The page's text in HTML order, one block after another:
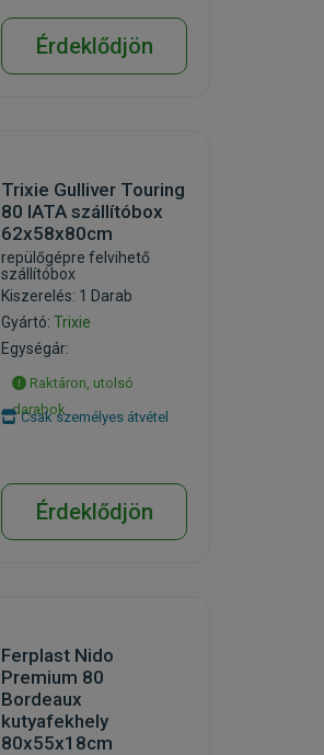
Érdeklődjön
Trixie Gulliver Touring
80 IATA szállítóbox
62x58x80cm
repülőgépre felvihető
szállítóbox
Kiszerelés: 1 Darab
Gyártó:Trixie
Egységár:
Raktáron, utolsó
darabok
Csak személyes átvétel
Érdeklődjön
Ferplast Nido
Premium 80
Bordeaux
kutyafekhely
80x55x18cm